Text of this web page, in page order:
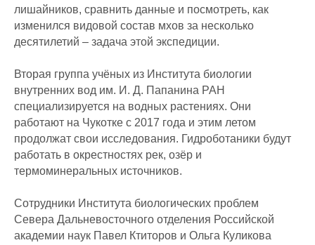
лишайников, сравнить данные и посмотреть, как
изменился видовой состав мхов за несколько
десятилетий – задача этой экспедиции.
Вторая группа учёных из Института биологии
внутренних вод им. И. Д. Папанина РАН
специализируется на водных растениях. Они
работают на Чукотке с 2017 года и этим летом
продолжат свои исследования. Гидроботаники будут
работать в окрестностях рек, озёр и
термоминеральных источников.
Сотрудники Института биологических проблем
Севера Дальневосточного отделения Российской
академии наук Павел Ктиторов и Ольга Куликова